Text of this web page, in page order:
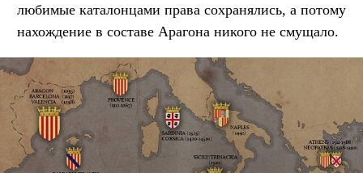
любимые каталонцами права сохранялись, а потому
нахождение в составе Арагона никого не смущало.